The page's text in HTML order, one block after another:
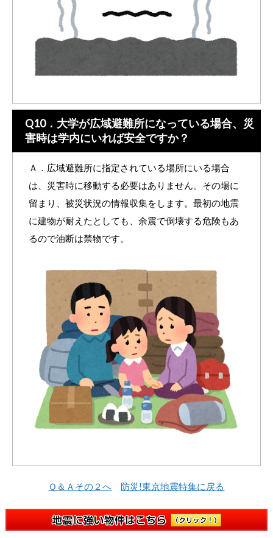
Q10．大学が広域避難所になっている場合、災
害時は学内にいれば安全ですか？
Ａ．広域避難所に指定されている場所にいる場合
は、災害時に移動する必要はありません。その場に
留まり、被災状況の情報収集をします。最初の地震
に建物が耐えたとしても、余震で倒壊する危険もあ
るので油断は禁物です。
Ｑ＆Ａその２へ 防災!東京地震特集に戻る